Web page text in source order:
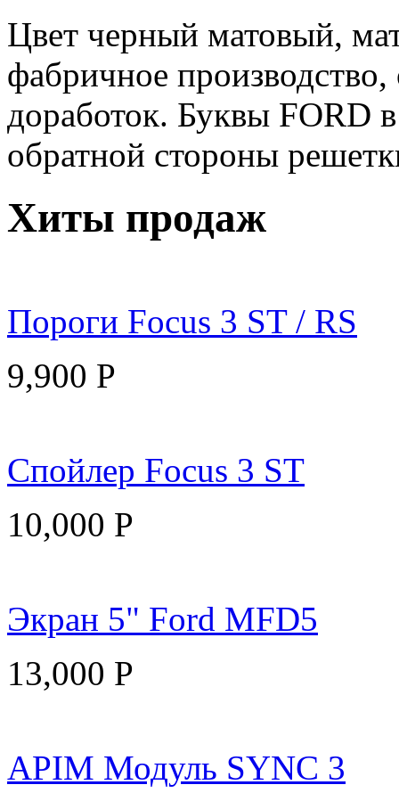
Цвет черный матовый,
фабричное производство,
доработок. Буквы FORD
обратной стороны
Хиты продаж
Пороги Focus 3 ST / RS
9,900 Р
Спойлер Focus 3 ST
10,000 Р
Экран 5" Ford MFD5
13,000 Р
APIM Модуль SYNC 3